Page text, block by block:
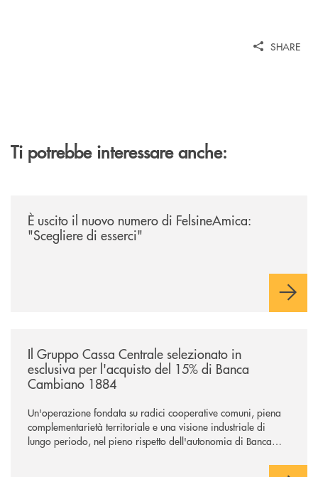
SHARE
Ti potrebbe interessare anche:
È uscito il nuovo numero di FelsineAmica:
"Scegliere di esserci"
Il Gruppo Cassa Centrale selezionato in
esclusiva per l'acquisto del 15% di Banca
Cambiano 1884
Un'operazione fondata su radici cooperative comuni, piena
complementarietà territoriale e una visione industriale di
lungo periodo, nel pieno rispetto dell'autonomia di Banca
negoziazione esclusiva per la finalizzazione dell’operazione.